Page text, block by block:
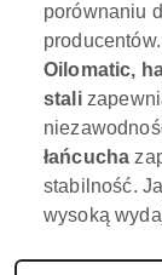
porównaniu
Oilomatic,
stali
łańcucha
stabilność.
wysoką